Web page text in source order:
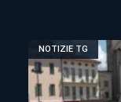
NOTIZIE TG